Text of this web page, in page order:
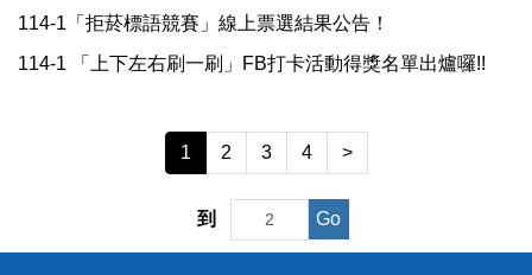
115學年度新生健檢專區
健康促進專區
114-1「拒菸標語競賽」線上票選結果公告！
114-1 「上下左右刷一刷」FB打卡活動得獎名單出爐囉!!
1 2 3 4 >
到 Go